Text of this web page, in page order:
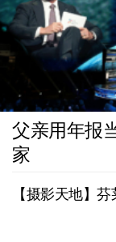
父亲用年报
家
【摄影天地】